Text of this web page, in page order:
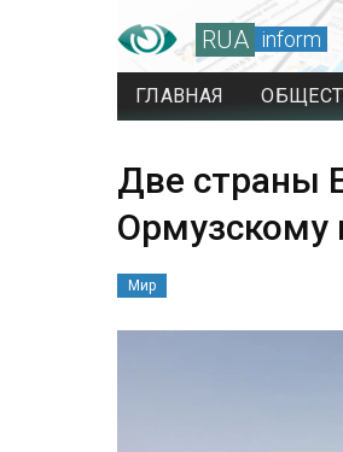
RUA inform
ГЛАВНАЯ
Две страны
Мир